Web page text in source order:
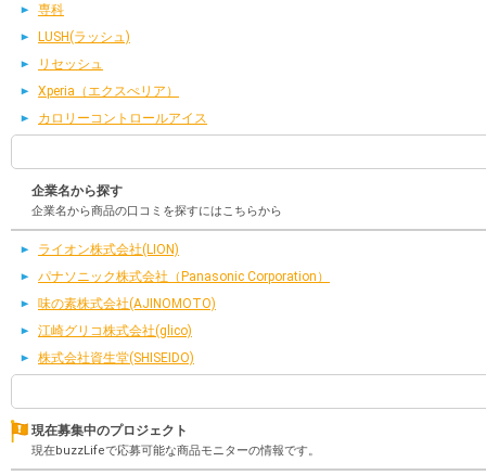
専科
LUSH(ラッシュ)
リセッシュ
Xperia（エクスぺリア）
カロリーコントロールアイス
企業名から探す
企業名から商品の口コミを探すにはこちらから
ライオン株式会社(LION)
パナソニック株式会社（Panasonic Corporation）
味の素株式会社(AJINOMOTO)
江崎グリコ株式会社(glico)
株式会社資生堂(SHISEIDO)
現在募集中のプロジェクト
現在buzzLifeで応募可能な商品モニターの情報です。